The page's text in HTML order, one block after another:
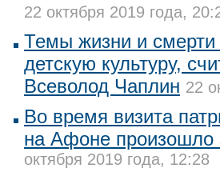
22 октября 2019 года,
Темы жизни и смерти
детскую культуру,
Всеволод Чаплин 22
Во время визита
на Афоне произошло
октября 2019 года, 12:28